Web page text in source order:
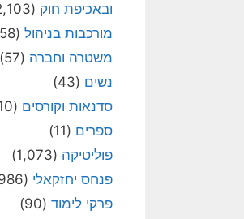
ובאכיפת חוק (2,103)
מורכבות בניהול (1,258)
משטרה וחברה (57)
נשים (43)
סדנאות וקורסים (10)
ספרים (11)
פוליטיקה (1,073)
פנחס יחזקאלי (1,986)
פרקי לימוד (90)